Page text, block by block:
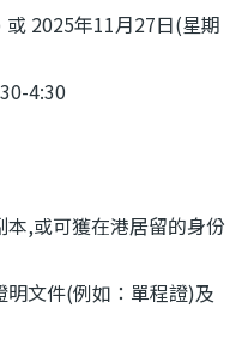
2025年11月27日(星期
4:30
,或可獲在港居留的身份
文件(例如：單程證)及